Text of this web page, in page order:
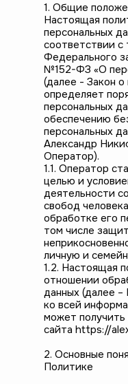
1. Общие
Настоящая
персональных
соответствии с
Федерального
№152-ФЗ «О
(далее - Закон о
определяет
персональных
обеспечению
персональных
Александр
Оператор).
1.1. Оператор
целью и
деятельности
свобод
обработке его
том числе
личную и
1.2. Настоящая
отношении
данных (далее –
ко всей
может
сайта https://
2. Основные
Политике